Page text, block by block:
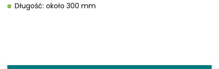
Długość: około 300 mm